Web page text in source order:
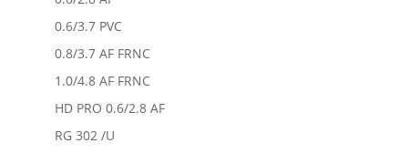
0.6/3.7 PVC
0.8/3.7 AF FRNC
1.0/4.8 AF FRNC
HD PRO 0.6/2.8 AF
RG 302 /U